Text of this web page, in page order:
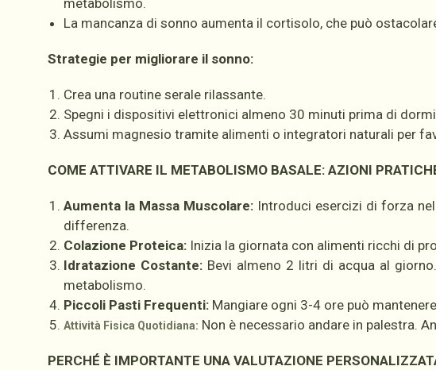
metabolismo.
La mancanza di sonno aumenta il cortisolo, che può
Strategie per migliorare il sonno:
Crea una routine serale rilassante.
Spegni i dispositivi elettronici almeno 30 minuti prima di
Assumi magnesio tramite alimenti o integratori naturali per
COME ATTIVARE IL METABOLISMO BASALE: AZIONI
Aumenta la Massa Muscolare:Introduci esercizi di forza
differenza.
Colazione Proteica:Inizia la giornata con alimenti ricchi di
Idratazione Costante:Bevi almeno 2 litri di acqua al
metabolismo.
Piccoli Pasti Frequenti:Mangiare ogni 3-4 ore può
Attività Fisica Quotidiana: Non è necessario andare in palestra.
PERCHÉ È IMPORTANTE UNA VALUTAZIONE